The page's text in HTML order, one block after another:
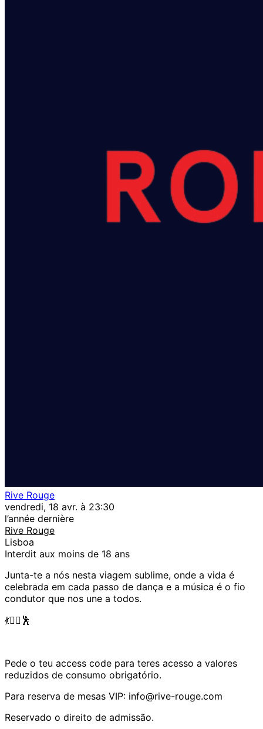
Rive Rouge
vendredi, 18 avr. à 23:30
l’année dernière
Rive Rouge
Lisboa
Interdit aux moins de 18 ans
Junta-te a nós nesta viagem sublime, onde a vida é
celebrada em cada passo de dança e a música é o fio
condutor que nos une a todos.
💃❤️‍🔥🕺
Pede o teu access code para teres acesso a valores
reduzidos de consumo obrigatório.
Para reserva de mesas VIP: info@rive-rouge.com
Reservado o direito de admissão.